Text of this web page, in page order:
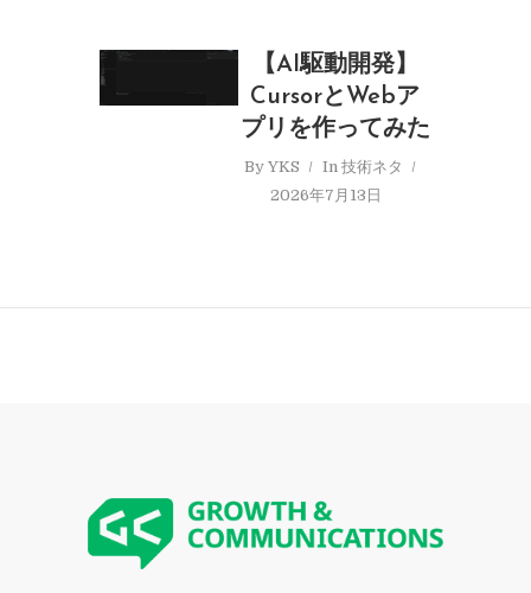
【AI駆動開発】
CursorとWebア
プリを作ってみた
ByYKS In技術ネタ
2026年7月13日